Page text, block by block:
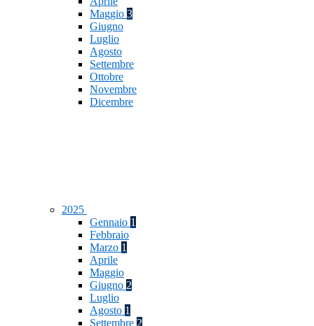
Maggio 3
Giugno
Luglio
Agosto
Settembre
Ottobre
Novembre
Dicembre
2025
Gennaio 1
Febbraio
Marzo 1
Aprile
Maggio
Giugno 2
Luglio
Agosto 1
Settembre 2